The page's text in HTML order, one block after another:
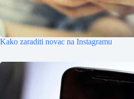
Kako zaraditi novac na Instagramu